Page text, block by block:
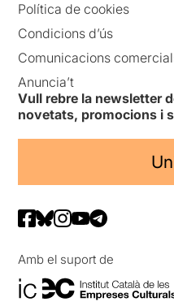
Política de cookies
Condicions d’ús
Comunicacions
Anuncia’t
Vull rebre la newsletter
novetats, promocions i
Amb el suport de